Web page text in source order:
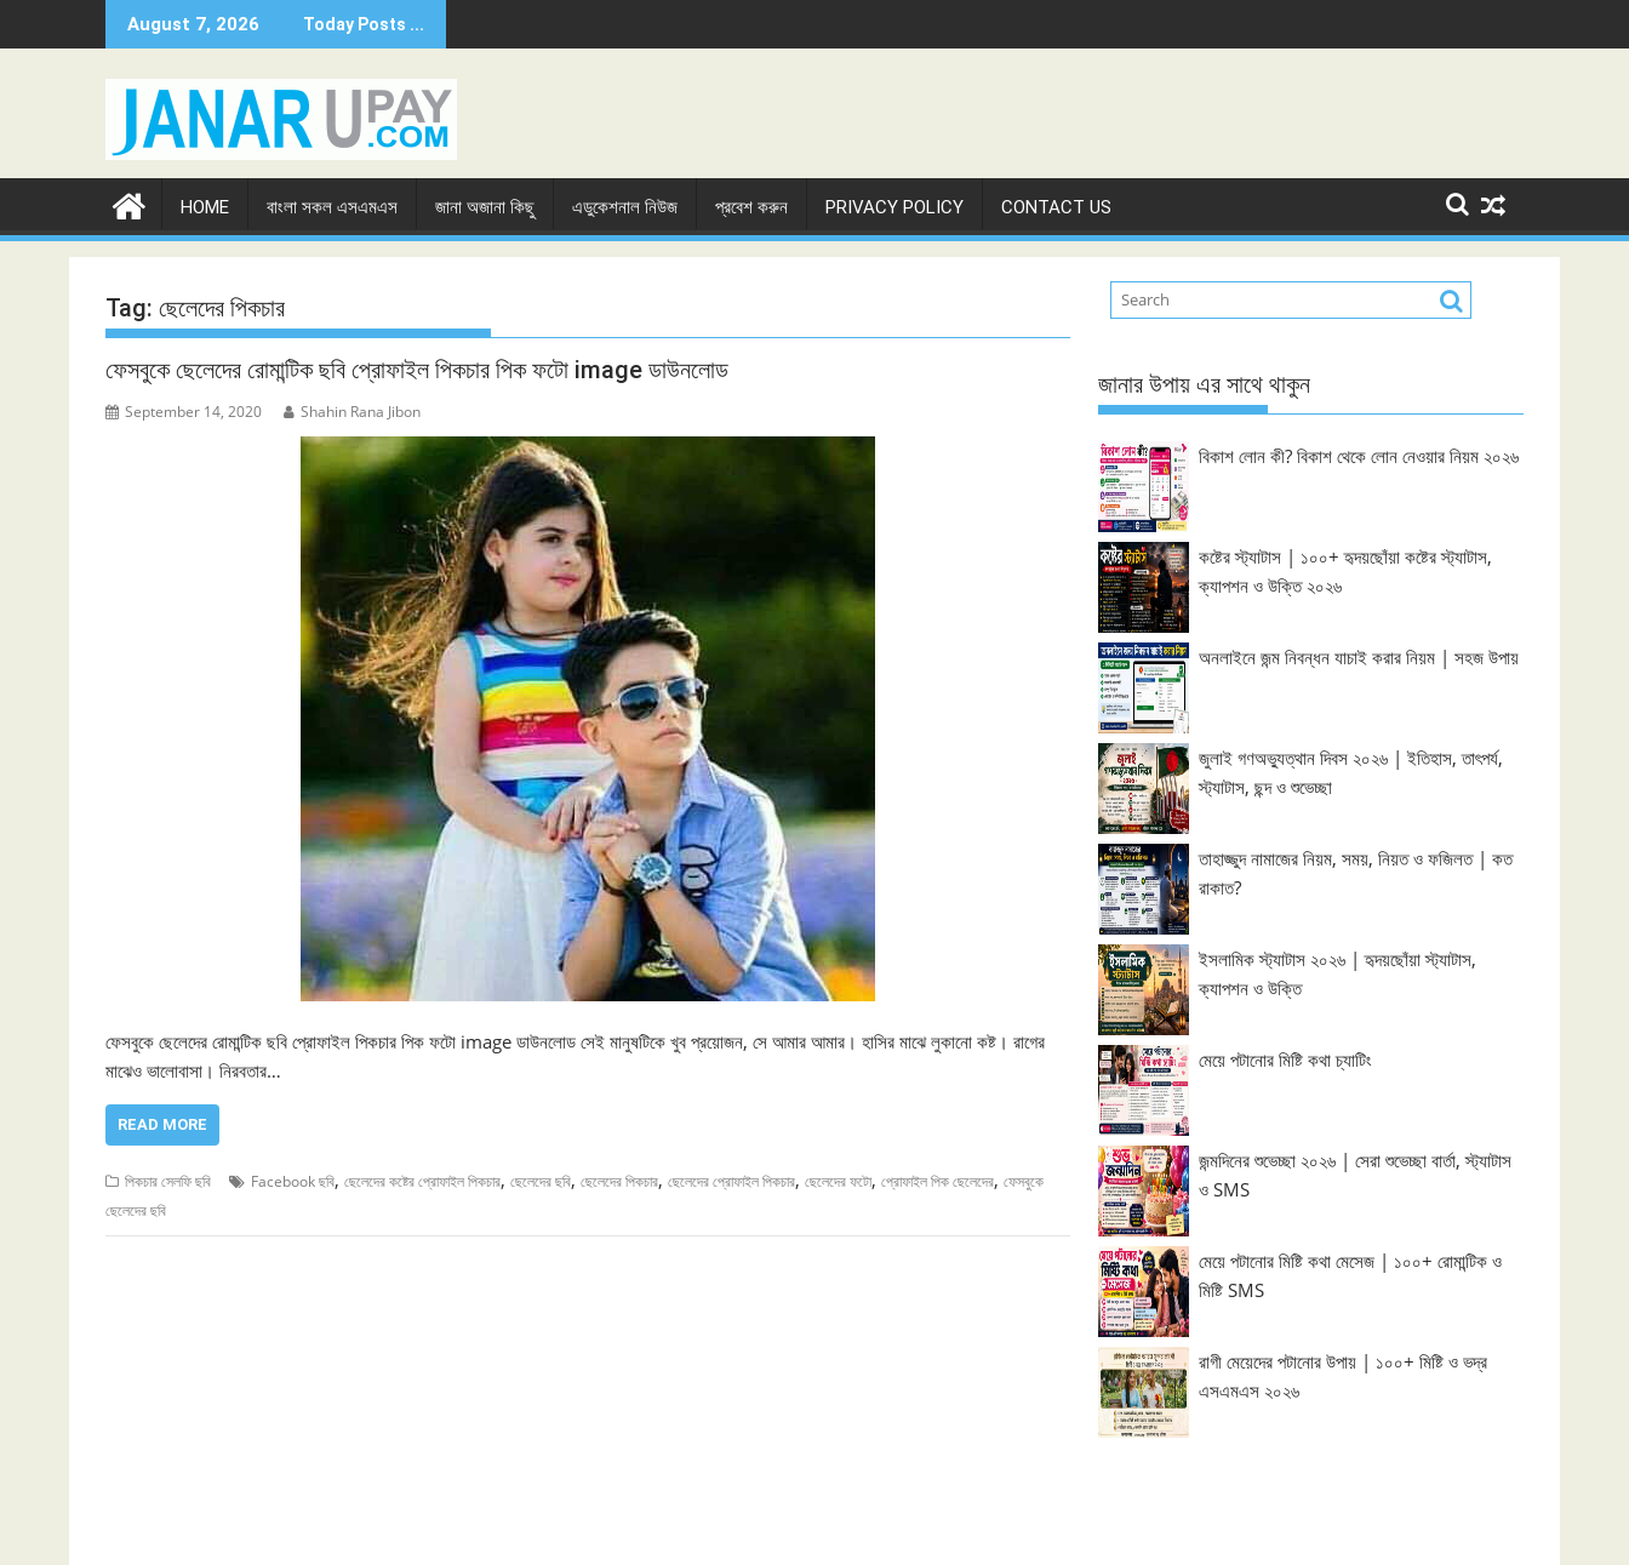
to
August 7, 2026 Today Posts ...
HOME বাংলা সকল এসএমএস জানা অজানা কিছু এডুকেশনাল নিউজ প্রবেশ করুন PRIVACY POLICY CONTACT US
Tag: ছেলেদের পিকচার
ফেসবুকে ছেলেদের রোমান্টিক ছবি প্রোফাইল পিকচার পিক ফটো image ডাউনলোড
September 14, 2020 Shahin Rana Jibon
ফেসবুকে ছেলেদের রোমান্টিক ছবি প্রোফাইল পিকচার পিক ফটো image ডাউনলোড সেই মানুষটিকে খুব প্রয়োজন, সে আমার আমার। হাসির মাঝে লুকানো কষ্ট। রাগের
মাঝেও ভালোবাসা। নিরবতার…
READ MORE
পিকচার সেলফি ছবি Facebook ছবি, ছেলেদের কষ্টের প্রোফাইল পিকচার, ছেলেদের ছবি, ছেলেদের পিকচার, ছেলেদের প্রোফাইল পিকচার, ছেলেদের ফটো, প্রোফাইল পিক ছেলেদের, ফেসবুকে
ছেলেদের ছবি
জানার উপায় এর সাথে থাকুন
বিকাশ লোন কী? বিকাশ থেকে লোন নেওয়ার নিয়ম ২০২৬
কষ্টের স্ট্যাটাস | ১০০+ হৃদয়ছোঁয়া কষ্টের স্ট্যাটাস,
ক্যাপশন ও উক্তি ২০২৬
অনলাইনে জন্ম নিবন্ধন যাচাই করার নিয়ম | সহজ উপায়
জুলাই গণঅভ্যুত্থান দিবস ২০২৬ | ইতিহাস, তাৎপর্য,
স্ট্যাটাস, ছন্দ ও শুভেচ্ছা
তাহাজ্জুদ নামাজের নিয়ম, সময়, নিয়ত ও ফজিলত | কত
রাকাত?
ইসলামিক স্ট্যাটাস ২০২৬ | হৃদয়ছোঁয়া স্ট্যাটাস,
ক্যাপশন ও উক্তি
মেয়ে পটানোর মিষ্টি কথা চ্যাটিং
জন্মদিনের শুভেচ্ছা ২০২৬ | সেরা শুভেচ্ছা বার্তা, স্ট্যাটাস
ও SMS
মেয়ে পটানোর মিষ্টি কথা মেসেজ | ১০০+ রোমান্টিক ও
মিষ্টি SMS
রাগী মেয়েদের পটানোর উপায় | ১০০+ মিষ্টি ও ভদ্র
এসএমএস ২০২৬